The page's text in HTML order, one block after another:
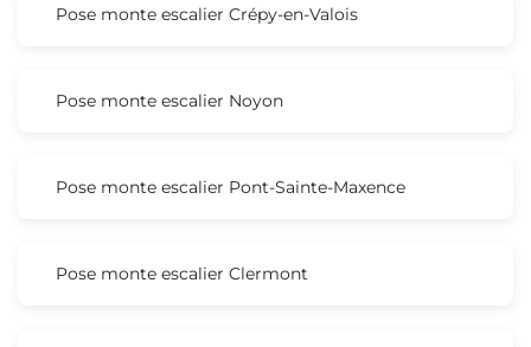
Pose monte escalier Crépy-en-Valois
Pose monte escalier Noyon
Pose monte escalier Pont-Sainte-Maxence
Pose monte escalier Clermont